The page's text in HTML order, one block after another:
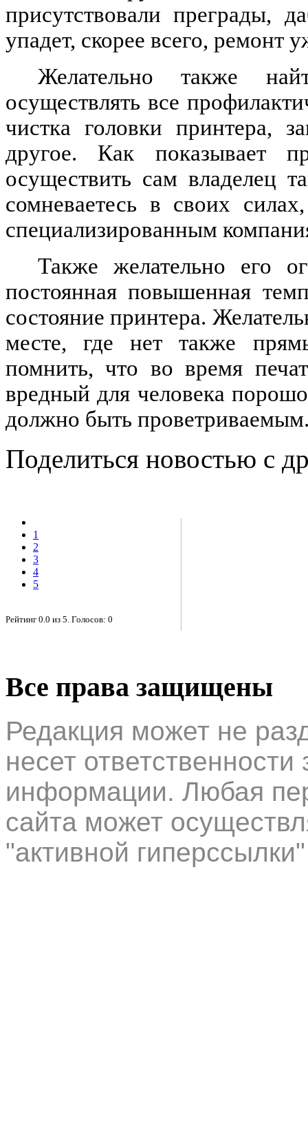
присутствовали преграды,
упадет, скорее всего, ремонт
Желательно также
осуществлять все
чистка головки принтера,
другое. Как показывает
осуществить сам владелец
сомневаетесь в своих
специализированным
Также желательно его
постоянная повышенная
состояние принтера.
месте, где нет также
помнить, что во время
вредный для человека
должно быть
Поделиться новостью с
1
2
3
4
5
Рейтинг 0.0 из 5 . Голосов: 0
Все права защищены
Редакция может не
несет
информации. Любая
сайта может
"активной